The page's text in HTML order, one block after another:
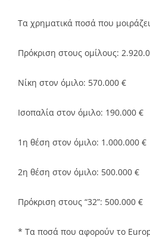
Τα χρηματικά ποσά που
Πρόκριση στους ομίλους:
Νίκη στον όμιλο: 570.000 €
Ισοπαλία στον όμιλο: 190.000 €
1η θέση στον όμιλο: 1.000.000 €
2η θέση στον όμιλο: 500.000 €
Πρόκριση στους “32”: 500.000 €
* Τα ποσά που αφορούν το